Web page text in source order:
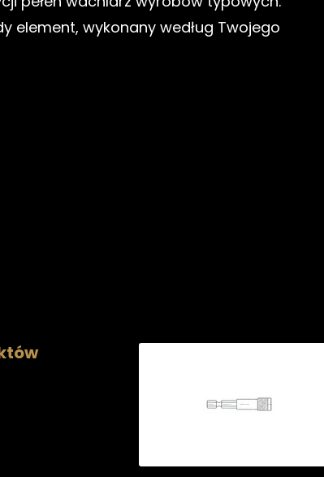
element, wykonany według Twojego